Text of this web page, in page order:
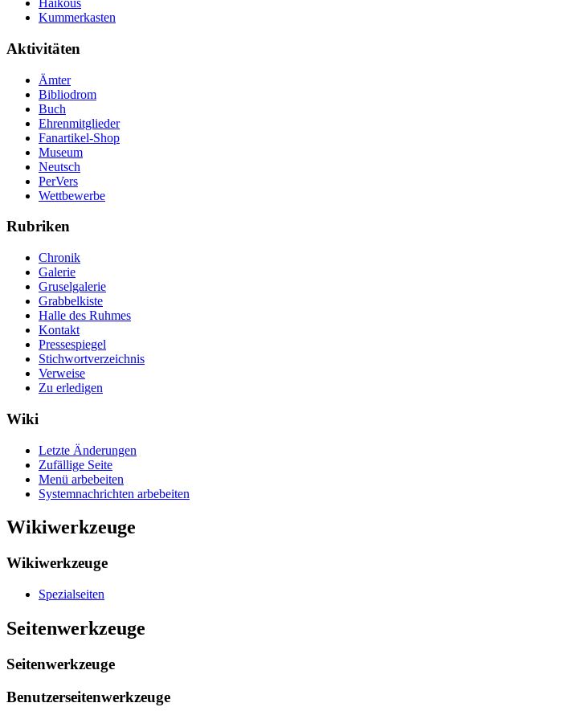
Haikous
Kummerkasten
Aktivitäten
Ämter
Bibliodrom
Buch
Ehrenmitglieder
Fanartikel-Shop
Museum
Neutsch
PerVers
Wettbewerbe
Rubriken
Chronik
Galerie
Gruselgalerie
Grabbelkiste
Halle des Ruhmes
Kontakt
Pressespiegel
Stichwortverzeichnis
Verweise
Zu erledigen
Wiki
Letzte Änderungen
Zufällige Seite
Menü arbebeiten
Systemnachrichten arbebeiten
Wikiwerkzeuge
Wikiwerkzeuge
Spezialseiten
Seitenwerkzeuge
Seitenwerkzeuge
Benutzerseitenwerkzeuge